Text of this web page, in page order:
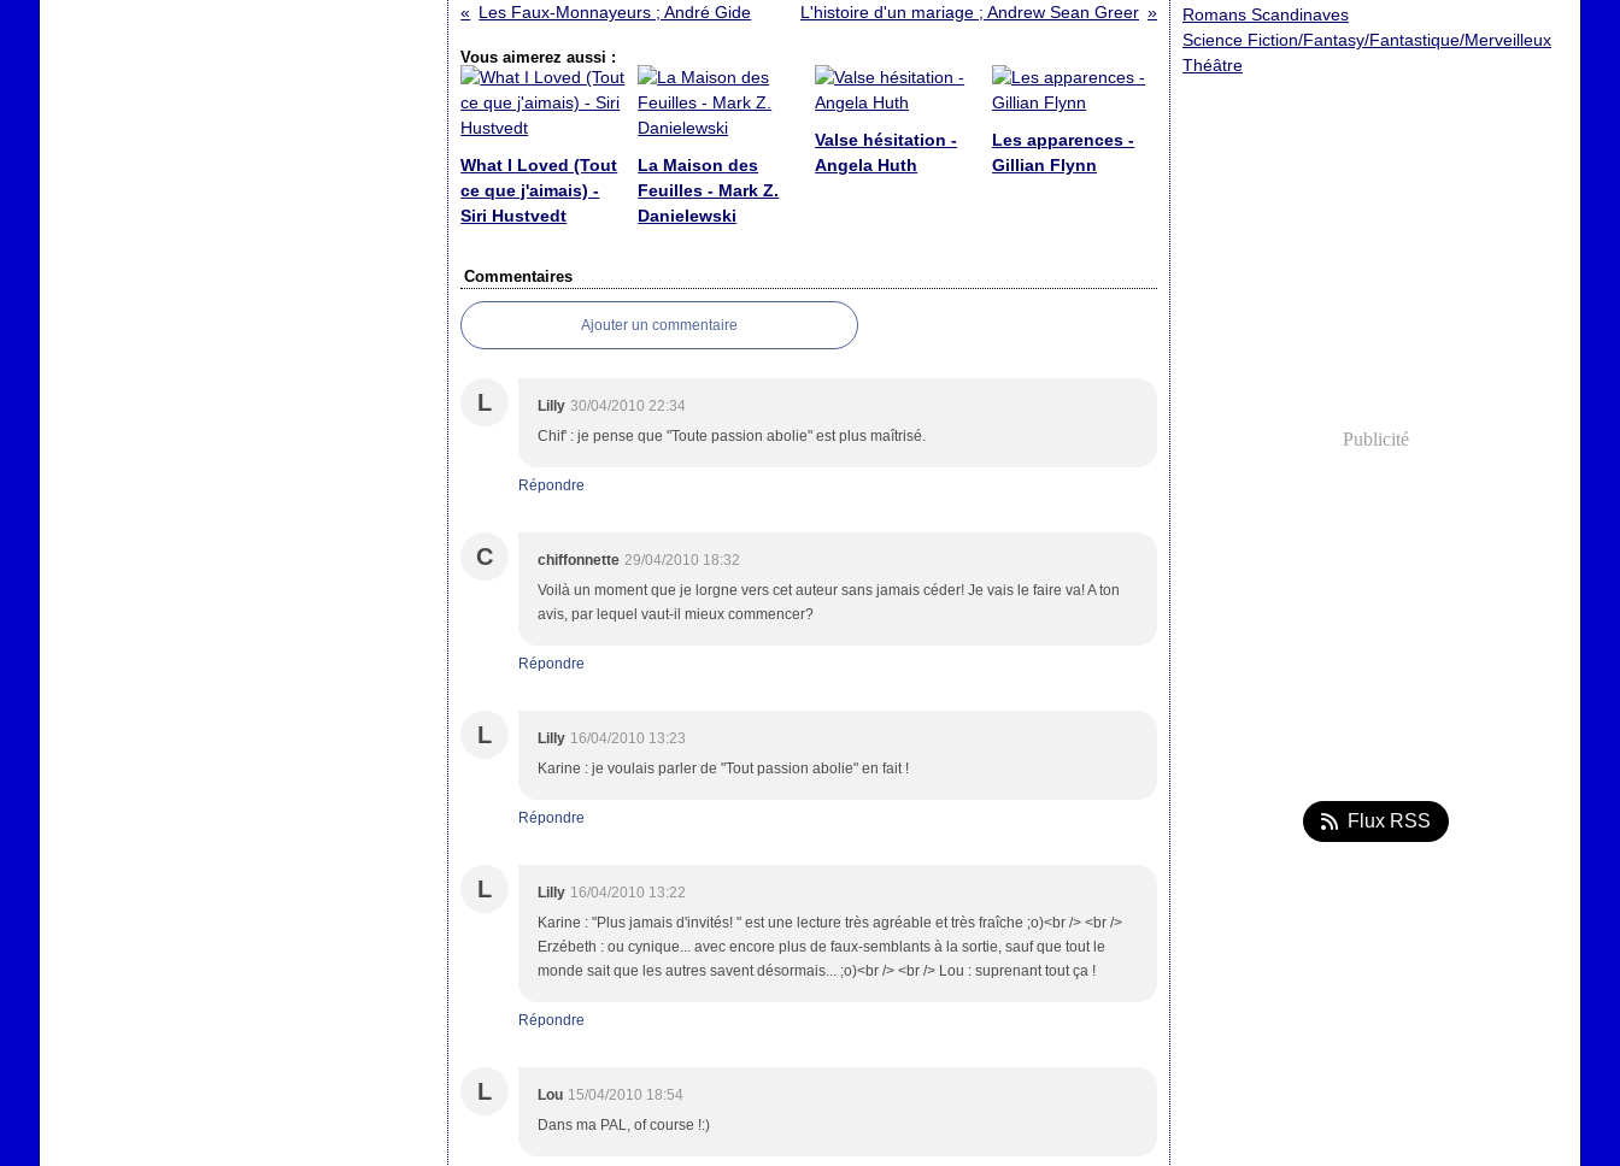
Les Faux-Monnayeurs ; André Gide L'histoire d'un mariage ; Andrew Sean Greer
Vous aimerez aussi :
What I Loved (Tout
ce que j'aimais) -
Siri Hustvedt
La Maison des
Feuilles - Mark Z.
Danielewski
Valse hésitation -
Angela Huth
Les apparences -
Gillian Flynn
Commentaires
Ajouter un commentaire
L Lilly 30/04/2010 22:34
Chif' : je pense que "Toute passion abolie" est plus maîtrisé.
Répondre
C chiffonnette 29/04/2010 18:32
Voilà un moment que je lorgne vers cet auteur sans jamais céder! Je vais le faire va! A ton
avis, par lequel vaut-il mieux commencer?
Répondre
L Lilly 16/04/2010 13:23
Karine : je voulais parler de "Tout passion abolie" en fait !
Répondre
L Lilly 16/04/2010 13:22
Karine : "Plus jamais d'invités! " est une lecture très agréable et très fraîche ;o)<br /> <br />
Erzébeth : ou cynique... avec encore plus de faux-semblants à la sortie, sauf que tout le
monde sait que les autres savent désormais... ;o)<br /> <br /> Lou : suprenant tout ça !
Répondre
L Lou 15/04/2010 18:54
Dans ma PAL, of course !:)
Romans Scandinaves
Science Fiction/Fantasy/Fantastique/Merveilleux
Théâtre
Publicité
Flux RSS